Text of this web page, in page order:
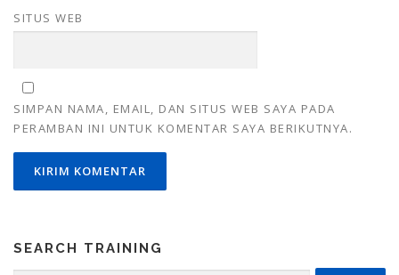
SITUS WEB
SIMPAN NAMA, EMAIL, DAN SITUS WEB SAYA PADA
PERAMBAN INI UNTUK KOMENTAR SAYA BERIKUTNYA.
SEARCH TRAINING